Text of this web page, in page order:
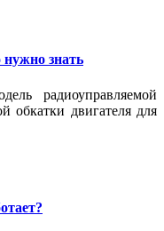
знать
радиоуправляемой
обкатки двигателя для